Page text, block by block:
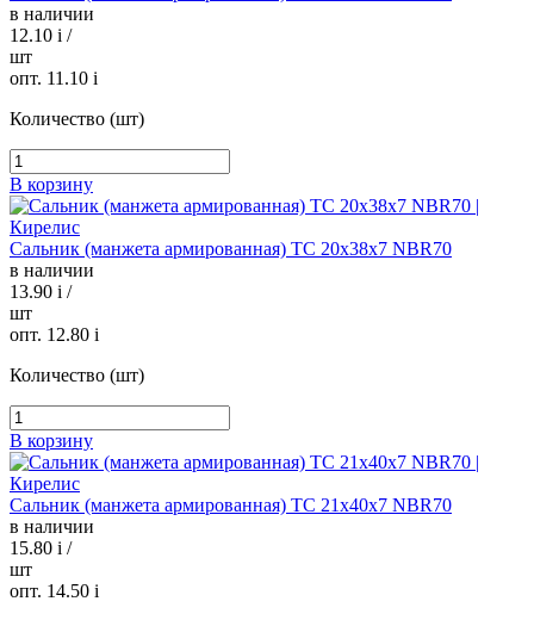
в наличии
12.10 i /
шт
опт. 11.10 i
Количество (шт)
В корзину
Сальник (манжета армированная) TC 20х38х7 NBR70
в наличии
13.90 i /
шт
опт. 12.80 i
Количество (шт)
В корзину
Сальник (манжета армированная) TC 21х40х7 NBR70
в наличии
15.80 i /
шт
опт. 14.50 i